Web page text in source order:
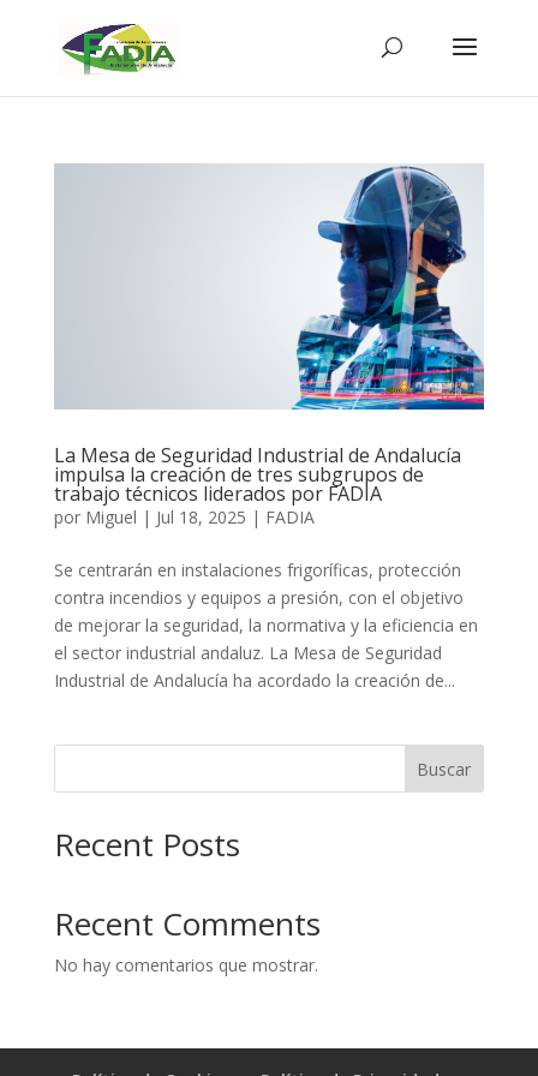
La Mesa de Seguridad Industrial de Andalucía
impulsa la creación de tres subgrupos de
trabajo técnicos liderados por FADIA
por Miguel | Jul 18, 2025 | FADIA
Se centrarán en instalaciones frigoríficas, protección
contra incendios y equipos a presión, con el objetivo
de mejorar la seguridad, la normativa y la eficiencia en
el sector industrial andaluz. La Mesa de Seguridad
Industrial de Andalucía ha acordado la creación de...
Buscar
Recent Posts
Recent Comments
No hay comentarios que mostrar.